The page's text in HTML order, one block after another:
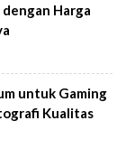
Harga
untuk Gaming
Kualitas